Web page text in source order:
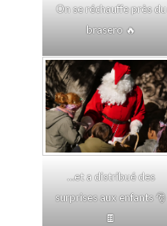
On se réchauffe près du
brasero 🔥
…et a distribué des
surprises aux enfants 🎅
🍫